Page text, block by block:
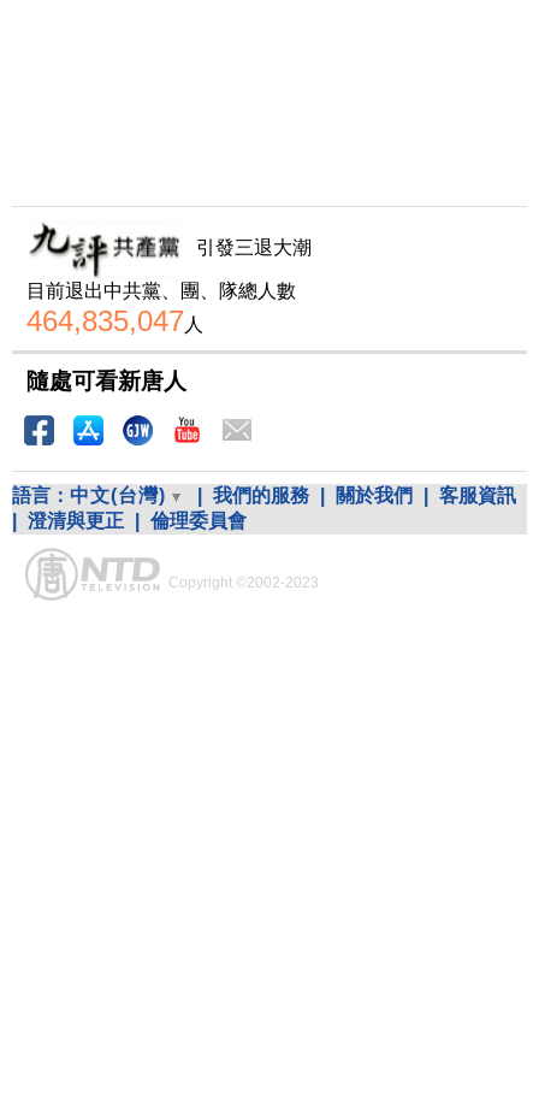
引發三退大潮
目前退出中共黨、團、隊總人數
464,835,047人
隨處可看新唐人
語言： 中文(台灣) 我們的服務 關於我們
客服資訊
澄清與更正 倫理委員會
Copyright ©2002-2023